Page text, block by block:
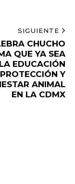
SIGUIENTE
CHUCHO
QUE YA SEA
EDUCACIÓN
Y
ANIMAL
EN LA CDMX